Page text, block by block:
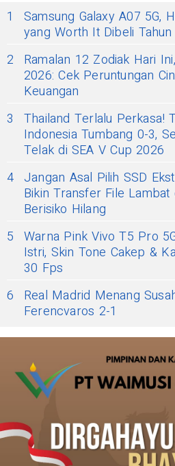
1
Samsung Galaxy A07 5G,
yang Worth It Dibeli
2
Ramalan 12 Zodiak Hari
2026: Cek Peruntungan
Keuangan
3
Thailand Terlalu Perkasa!
Indonesia Tumbang 0-3,
Telak di SEA V Cup 2026
4 Jangan Asal Pilih SSD
Bikin Transfer File Lambat
Berisiko Hilang
5 Warna Pink Vivo T5 Pro
Istri, Skin Tone Cakep &
30 Fps
6
Real Madrid Menang
Ferencvaros 2-1